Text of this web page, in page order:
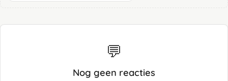
💬
Nog geen reacties